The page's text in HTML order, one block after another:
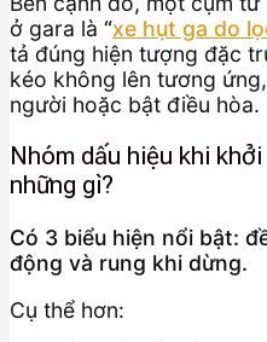
ở gara là “xe hụt ga do
tả đúng hiện tượng đặc
kéo không lên tương
người hoặc bật điều hòa.
Nhóm dấu hiệu khi
những gì?
Có 3 biểu hiện nổi bật:
động và rung khi dừng.
Cụ thể hơn: